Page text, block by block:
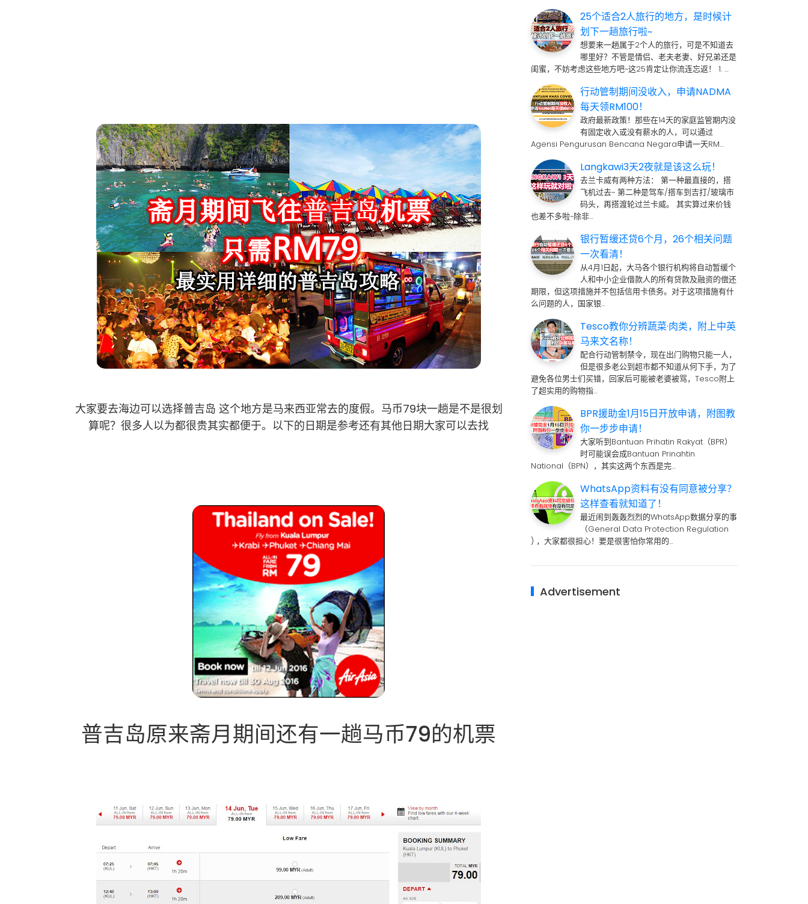
大家要去海边可以选择普吉岛 这个地方是马来西亚常去的度假。马币79块一趟是不是很划
算呢？很多人以为都很贵其实都便于。以下的日期是参考还有其他日期大家可以去找
普吉岛原来斋月期间还有一趟马币79的机票
25个适合2人旅行的地方，是时候计
划下一趟旅行啦~
想要来一趟属于2个人的旅行，可是不知道去
哪里好？不管是情侣、老夫老妻、好兄弟还是
闺蜜，不妨考虑这些地方吧~这25肯定让你流连忘返！ 1. …
行动管制期间没收入，申请NADMA
每天领RM100！
政府最新政策！那些在14天的家庭监管期内没
有固定收入或没有薪水的人，可以通过
Agensi Pengurusan Bencana Negara申请一天RM…
Langkawi3天2夜就是该这么玩！
去兰卡威有两种方法： 第一种最直接的，搭
飞机过去~ 第二种是驾车/搭车到吉打/玻璃市
码头，再搭渡轮过兰卡威。 其实算过来价钱
也差不多啦~除非…
银行暂缓还贷6个月，26个相关问题
一次看清！
从4月1日起，大马各个银行机构将自动暂缓个
人和中小企业借款人的所有贷款及融资的偿还
期限，但这项措施并不包括信用卡债务。对于这项措施有什
么问题的人，国家银…
Tesco教你分辨蔬菜·肉类，附上中英
马来文名称！
配合行动管制禁令，现在出门购物只能一人，
但是很多老公到超市都不知道从何下手，为了
避免各位男士们买错，回家后可能被老婆被骂，Tesco附上
了超实用的购物指…
BPR援助金1月15日开放申请，附图教
你一步步申请！
大家听到Bantuan Prihatin Rakyat（BPR）
时可能误会成Bantuan Prinahtin
National（BPN），其实这两个东西是完…
WhatsApp资料有没有同意被分享？
这样查看就知道了！
最近闹到轰轰烈烈的WhatsApp数据分享的事
（General Data Protection Regulation
) ，大家都很担心！要是很害怕你常用的…
Advertisement